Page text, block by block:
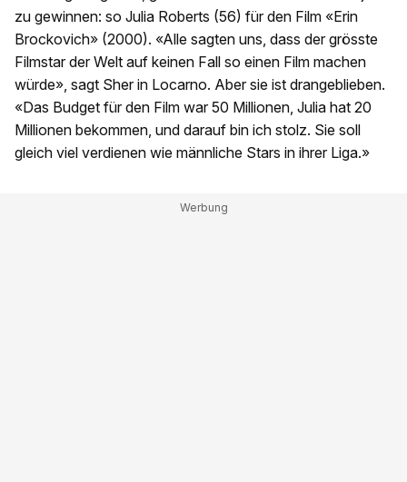
zu gewinnen: so Julia Roberts (56) für den Film «Erin
Brockovich» (2000). «Alle sagten uns, dass der grösste
Filmstar der Welt auf keinen Fall so einen Film machen
würde», sagt Sher in Locarno. Aber sie ist drangeblieben.
«Das Budget für den Film war 50 Millionen, Julia hat 20
Millionen bekommen, und darauf bin ich stolz. Sie soll
gleich viel verdienen wie männliche Stars in ihrer Liga.»